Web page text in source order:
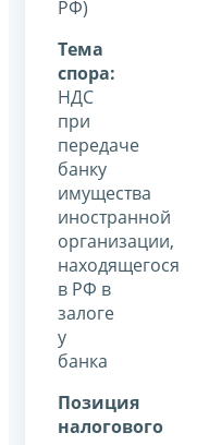
РФ)
Тема
спора:
НДС
при
передаче
банку
имущества
иностранной
организации,
находящегося
в РФ в
залоге
у
банка
Позиция
налогового